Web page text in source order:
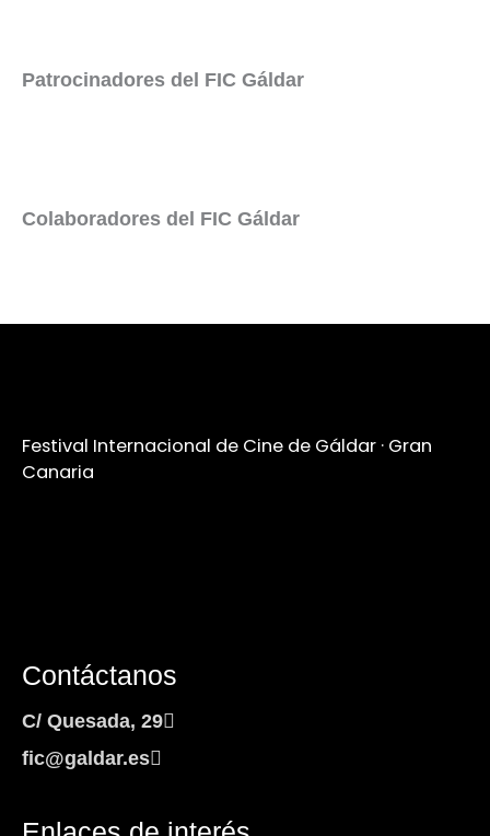
Patrocinadores del FIC Gáldar
Colaboradores del FIC Gáldar
Festival Internacional de Cine de Gáldar · Gran
Canaria
Contáctanos
C/ Quesada, 29
fic@galdar.es